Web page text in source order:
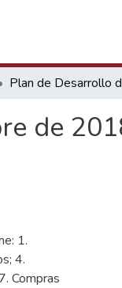
de
1.
4.
Compras